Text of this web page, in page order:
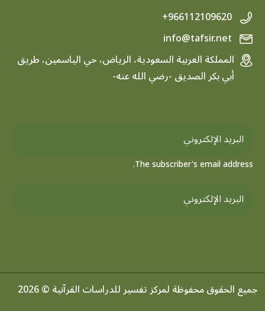
+966112109620
المملكة العربية السعودية، الرياض، حي الياسمين، طريق
أبي بكر الصديق -رضي الله عنه-
The subscriber's email address.
جميع الحقوق محفوظة لمركز تفسير للدراسات القرآنية © 2026